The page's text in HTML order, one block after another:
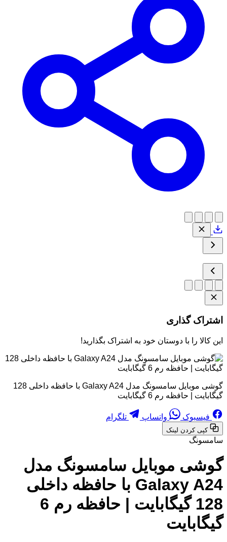
اشتراک گذاری
این کالا را با دوستان خود به اشتراک بگذارید!
گوشی موبایل سامسونگ مدل Galaxy A24 با حافظه داخلی 128
گیگابایت | حافظه رم 6 گیگابایت
فیسبوک واتساپ تلگرام
کپی کردن لینک
سامسونگ
گوشی موبایل سامسونگ مدل
Galaxy A24 با حافظه داخلی
128 گیگابایت | حافظه رم 6
گیگابایت